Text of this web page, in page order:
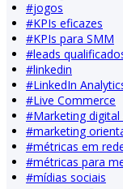
#jogos
#KPIs eficazes
#KPIs para SMM
#leads
#linkedin
#LinkedIn
#Live Commerce
#Marketing
#marketing
#métricas em
#métricas para
#mídias sociais